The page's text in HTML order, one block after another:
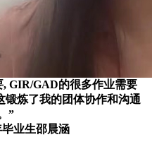
GIR/GAD的很多作业需要
锻炼了我的团体协作和沟通
”
业生邵晨涵